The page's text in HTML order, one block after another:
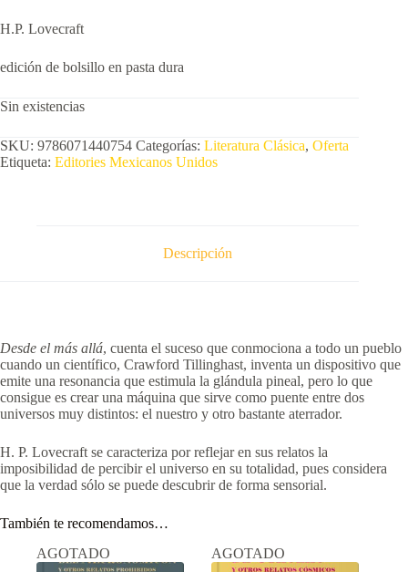
H.P. Lovecraft
edición de bolsillo en pasta dura
Sin existencias
SKU: 9786071440754 Categorías: Literatura Clásica, Oferta
Etiqueta: Editories Mexicanos Unidos
Descripción
Desde el más allá, cuenta el suceso que conmociona a todo un pueblo
cuando un científico, Crawford Tillinghast, inventa un dispositivo que
emite una resonancia que estimula la glándula pineal, pero lo que
consigue es crear una máquina que sirve como puente entre dos
universos muy distintos: el nuestro y otro bastante aterrador.
H. P. Lovecraft se caracteriza por reflejar en sus relatos la
imposibilidad de percibir el universo en su totalidad, pues considera
que la verdad sólo se puede descubrir de forma sensorial.
También te recomendamos…
AGOTADO
AGOTADO